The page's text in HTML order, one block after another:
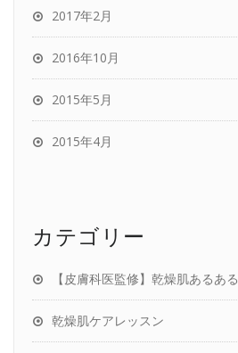
2017年2月
2016年10月
2015年5月
2015年4月
カテゴリー
【皮膚科医監修】乾燥肌あるある
乾燥肌ケアレッスン